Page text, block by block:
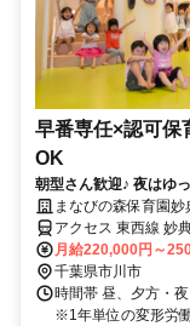
早番専任×認可
OK
朝型さん歓迎♪ 夜はゆ
けど正社員で働きたい方
まなびの森保育園妙
アクセス 東西線 妙
月給220,000円～
千葉県市川市
時間帯 昼、夕方・
※1年単位の変形労